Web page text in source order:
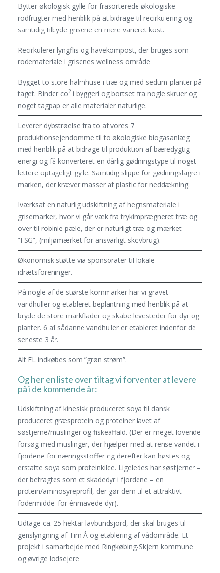
Bytter økologisk gylle for frasorterede økologiske
rodfrugter med henblik på at bidrage til recirkulering og
samtidig tilbyde grisene en mere varieret kost.
Recirkulerer lyngflis og havekompost, der bruges som
rodemateriale i grisenes wellness område
Bygget to store halmhuse i træ og med sedum-planter på
taget. Binder co2 i byggeri og bortset fra nogle skruer og
noget tagpap er alle materialer naturlige.
Leverer dybstrøelse fra to af vores 7
produktionsejendomme til to økologiske biogasanlæg
med henblik på at bidrage til produktion af bæredygtig
energi og få konverteret en dårlig gødningstype til noget
lettere optageligt gylle. Samtidig slippe for gødningslagre i
marken, der kræver masser af plastic for neddækning.
Iværksat en naturlig udskiftning af hegnsmateriale i
grisemarker, hvor vi går væk fra trykimprægneret træ og
over til robinie pæle, der er naturligt træ og mærket
”FSG”, (miljømærket for ansvarligt skovbrug).
Økonomisk støtte via sponsorater til lokale
idrætsforeninger.
På nogle af de største kornmarker har vi gravet
vandhuller og etableret beplantning med henblik på at
bryde de store markflader og skabe levesteder for dyr og
planter. 6 af sådanne vandhuller er etableret indenfor de
seneste 3 år.
Alt EL indkøbes som ”grøn strøm”.
Og her en liste over tiltag vi forventer at levere
på i de kommende år:
Udskiftning af kinesisk produceret soya til dansk
produceret græsprotein og proteiner lavet af
søstjerne/muslinger og fiskeaffald. (Der er meget lovende
forsøg med muslinger, der hjælper med at rense vandet i
fjordene for næringsstoffer og derefter kan høstes og
erstatte soya som proteinkilde. Ligeledes har søstjerner –
der betragtes som et skadedyr i fjordene – en
protein/aminosyreprofil, der gør dem til et attraktivt
fodermiddel for énmavede dyr).
Udtage ca. 25 hektar lavbundsjord, der skal bruges til
genslyngning af Tim Å og etablering af vådområde. Et
projekt i samarbejde med Ringkøbing-Skjern kommune
og øvrige lodsejere